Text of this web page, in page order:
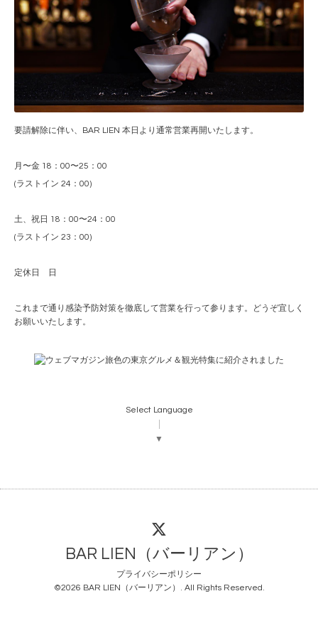
要請解除に伴い、BAR LIEN 本日より通常営業再開いたします。
月〜金 18：00〜25：00
(ラストイン 24：00)
土、祝日 18：00〜24：00
(ラストイン 23：00)
定休日 日
これまで通り感染予防対策を徹底して営業を行って参ります。どうぞ宜しく
お願いいたします。
Select Language
▼
BAR LIEN（バーリアン）
プライバシーポリシー
©2026 BAR LIEN（バーリアン） . All Rights Reserved.